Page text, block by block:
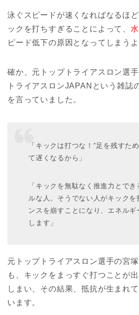
泳ぐスピードが速くなればなるほ
ックを打ちすぎることによって、
ピード低下の原因となってしまうよ
確か、元トップトライアスロン選
トライアスロンJAPANという雑誌
を言っていました。
「キックは打つな！”足を残すた
て遅くなるから」
「キックを無駄なく推進力とで
ルな人。そうでない人がキックを
ンスを崩すことになり、エネルギ
します」
元トップトライアスロン選手の宮
も、キックをまっすぐ打つことが
しまい、その結果、抵抗が生まれ
います。